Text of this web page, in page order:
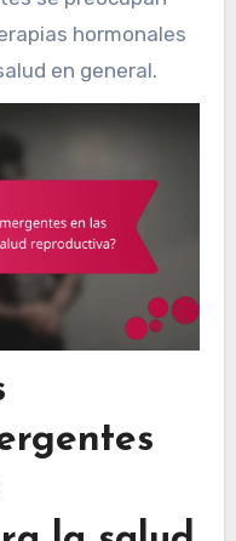
hormonales
en general.